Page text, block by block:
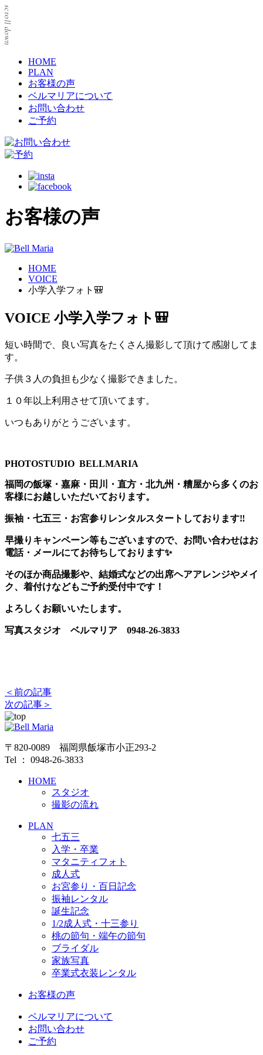
HOME
PLAN
お客様の声
ベルマリアについて
お問い合わせ
ご予約
お客様の声
HOME
VOICE
小学入学フォト🎒
VOICE 小学入学フォト🎒
短い時間で、良い写真をたくさん撮影して頂けて感謝してま
す。
子供３人の負担も少なく撮影できました。
１０年以上利用させて頂いてます。
いつもありがとうございます。
PHOTOSTUDIO BELLMARIA
福岡の飯塚・嘉麻・田川・直方・北九州・糟屋から多くのお
客様にお越しいただいております。
振袖・七五三・お宮参りレンタルスタートしております‼️
早撮りキャンペーン等もございますので、お問い合わせはお
電話・メールにてお待ちしております✨
そのほか商品撮影や、結婚式などの出席ヘアアレンジやメイ
ク、着付けなどもご予約受付中です！
よろしくお願いいたします。
写真スタジオ ベルマリア 0948-26-3833
＜前の記事
次の記事＞
〒820-0089 福岡県飯塚市小正293-2
Tel ： 0948-26-3833
HOME
スタジオ
撮影の流れ
PLAN
七五三
入学・卒業
マタニティフォト
成人式
お宮参り・百日記念
振袖レンタル
誕生記念
1/2成人式・十三参り
桃の節句・端午の節句
ブライダル
家族写真
卒業式衣装レンタル
お客様の声
ベルマリアについて
お問い合わせ
ご予約